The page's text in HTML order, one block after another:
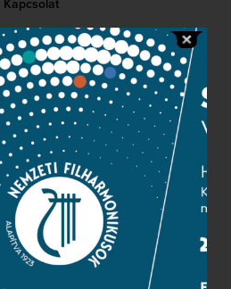
Kapcsolat
adatok
Sajtószoba
Impresszum